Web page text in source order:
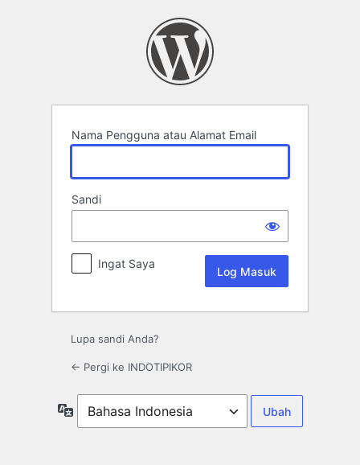
Nama Pengguna atau Alamat Email
Sandi
Ingat Saya
Lupa sandi Anda?
← Pergi ke INDOTIPIKOR
Bahasa